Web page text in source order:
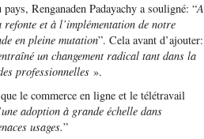
Renganaden Padayachy a souligné: “A
et à l’implémentation de notre
en pleine mutation”. Cela avant d’ajouter:
un changement radical tant dans la
professionnelles ».
le commerce en ligne et le télétravail
adoption à grande échelle dans
usages.”